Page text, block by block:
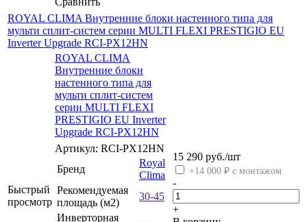
ROYAL CLIMA Внутренние блоки настенного типа для
мульти сплит-систем серии MULTI FLEXI PRESTIGIO EU
Inverter Upgrade RCI-PX12HN
Быстрый
просмотр
ROYAL CLIMA
Внутренние блоки
настенного типа для
мульти сплит-систем
серии MULTI FLEXI
PRESTIGIO EU Inverter
Upgrade RCI-PX12HN
Артикул: RCI-PX12HN
Бренд
Royal
Clima
Рекомендуемая
площадь (м2)
30-45
Инверторная
15 290 руб./шт
+14 000 ₽ с монтажом
-
+